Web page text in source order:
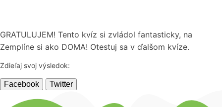
GRATULUJEM! Tento kvíz si zvládol fantasticky, na
Zemplíne si ako DOMA! Otestuj sa v ďalšom kvíze.
Zdieľaj svoj výsledok:
Facebook Twitter